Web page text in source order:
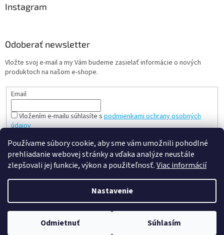
Používame súbory cookie, aby sme vám umožnili pohodlné
prehliadanie webovej stránky a vďaka analýze neustále
zlepšovali jej funkcie, výkon a použiteľnosť.Viac informácií
Nastavenie
Odmietnuť Súhlasím
Instagram
Odoberať newsletter
Vložte svoj e-mail a my Vám budeme zasielať informácie o nových
produktoch na našom e-shope.
Email
Vložením e-mailu súhlasíte s podmienkami ochrany osobných
údajov
PRIHLÁSIŤ SA
Copyright 2026slovenská a česká hračka - mileobchod.sk.
Všetky práva vyhradené.
Upraviť nastavenie cookies